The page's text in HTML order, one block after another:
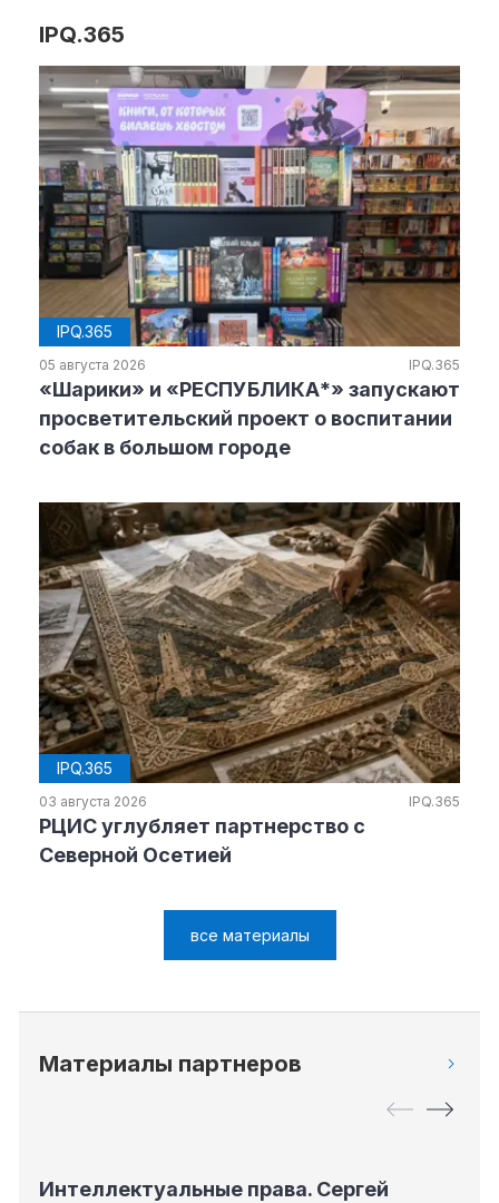
IPQ.365
IPQ.365
05 августа 2026 IPQ.365
«Шарики» и «РЕСПУБЛИКА*» запускают
просветительский проект о воспитании
собак в большом городе
IPQ.365
03 августа 2026 IPQ.365
РЦИС углубляет партнерство с
Северной Осетией
все материалы
Материалы партнеров
Интеллектуальные права. Сергей